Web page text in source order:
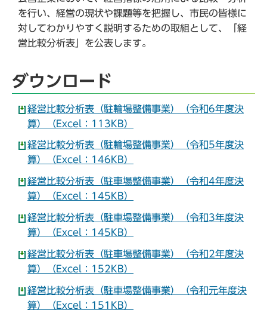
を行い、経営の現状や課題等を把握し、市民の皆様に
対してわかりやすく説明するための取組として、「経
営比較分析表」を公表します。
ダウンロード
経営比較分析表（駐輪場整備事業）（令和6年度決
算）（Excel：113KB）
経営比較分析表（駐輪場整備事業）（令和5年度決
算）（Excel：146KB）
経営比較分析表（駐車場整備事業）（令和4年度決
算）（Excel：145KB）
経営比較分析表（駐車場整備事業）（令和3年度決
算）（Excel：145KB）
経営比較分析表（駐車場整備事業）（令和2年度決
算）（Excel：152KB）
経営比較分析表（駐車場整備事業）（令和元年度決
算）（Excel：151KB）